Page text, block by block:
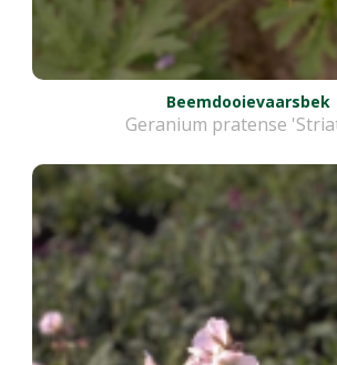
Beemdooievaarsbek
Geranium pratense